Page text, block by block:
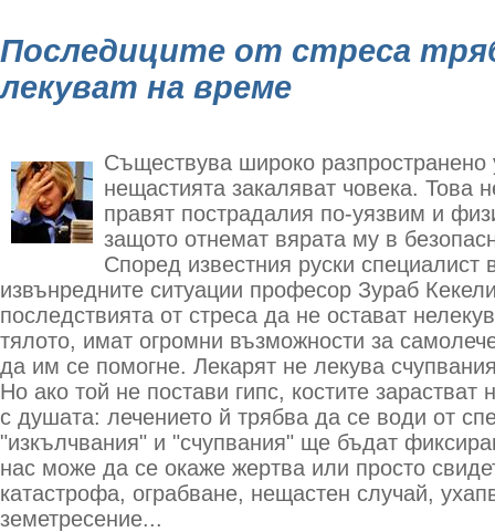
Последиците от стреса
лекуват на време
Съществува широко разпространено
нещастията закаляват човека. Това
правят пострадалия по-уязвим и
защото отнемат вярата му в
Според известния руски специалист
извънредните ситуации професор Зураб
последствията от стреса да не остават
тялото, имат огромни възможности за
да им се помогне. Лекарят не лекува
Но ако той не постави гипс, костите
с душата: лечението й трябва да се води от
"изкълчвания" и "счупвания" ще бъдат
нас може да се окаже жертва или просто
катастрофа, ограбване, нещастен случай,
земетресение...